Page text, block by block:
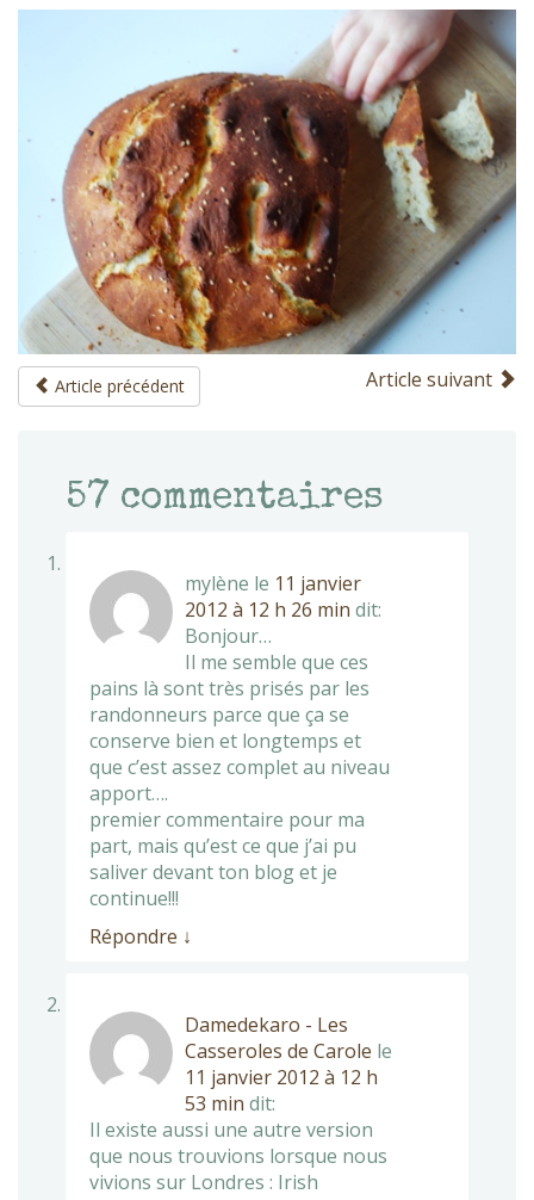
Article précédent Article suivant
57 commentaires
mylène le 11 janvier
2012 à 12 h 26 min dit:
Bonjour…
Il me semble que ces
pains là sont très prisés par les
randonneurs parce que ça se
conserve bien et longtemps et
que c’est assez complet au niveau
apport….
premier commentaire pour ma
part, mais qu’est ce que j’ai pu
saliver devant ton blog et je
continue!!!
Répondre ↓
Damedekaro - Les
Casseroles de Carole le
11 janvier 2012 à 12 h
53 min dit:
Il existe aussi une autre version
que nous trouvions lorsque nous
vivions sur Londres : Irish